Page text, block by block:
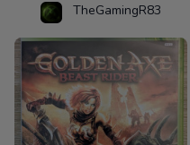
TheGamingR83